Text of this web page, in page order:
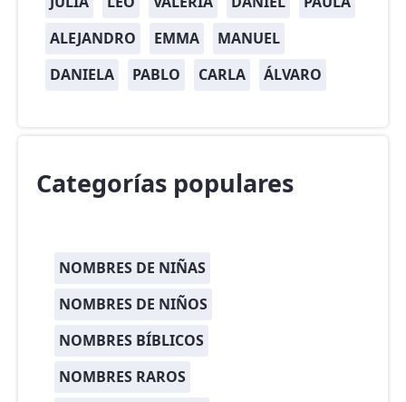
ALEJANDRO
EMMA
MANUEL
DANIELA
PABLO CARLA ÁLVARO
Categorías populares
NOMBRES DE NIÑAS
NOMBRES DE NIÑOS
NOMBRES BÍBLICOS
NOMBRES RAROS